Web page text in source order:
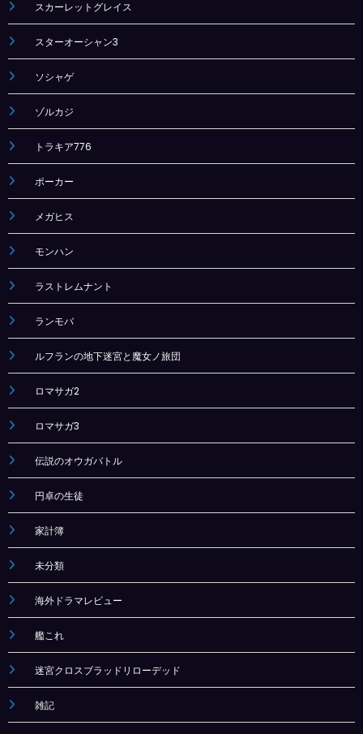
スカーレットグレイス
スターオーシャン3
ソシャゲ
ゾルカジ
トラキア776
ポーカー
メガヒス
モンハン
ラストレムナント
ランモバ
ルフランの地下迷宮と魔女ノ旅団
ロマサガ2
ロマサガ3
伝説のオウガバトル
円卓の生徒
家計簿
未分類
海外ドラマレビュー
艦これ
迷宮クロスブラッドリローデッド
雑記